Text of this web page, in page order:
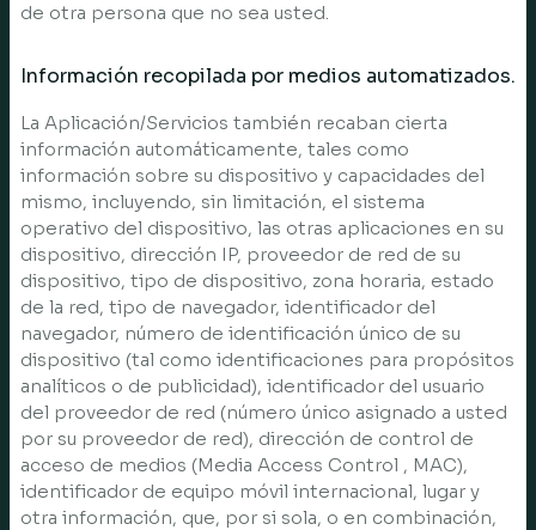
de otra persona que no sea usted.
Información recopilada por medios automatizados.
La Aplicación/Servicios también recaban cierta
información automáticamente, tales como
información sobre su dispositivo y capacidades del
mismo, incluyendo, sin limitación, el sistema
operativo del dispositivo, las otras aplicaciones en su
dispositivo, dirección IP, proveedor de red de su
dispositivo, tipo de dispositivo, zona horaria, estado
de la red, tipo de navegador, identificador del
navegador, número de identificación único de su
dispositivo (tal como identificaciones para propósitos
analíticos o de publicidad), identificador del usuario
del proveedor de red (número único asignado a usted
por su proveedor de red), dirección de control de
acceso de medios (Media Access Control , MAC),
identificador de equipo móvil internacional, lugar y
otra información, que, por si sola, o en combinación,